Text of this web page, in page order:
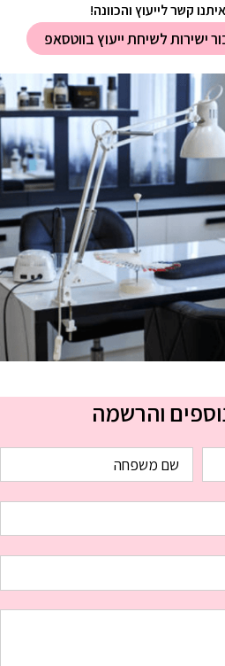
קשר לייעוץ והכוונה!
ישירות לשיחת ייעוץ בווטסאפ
והרשמה